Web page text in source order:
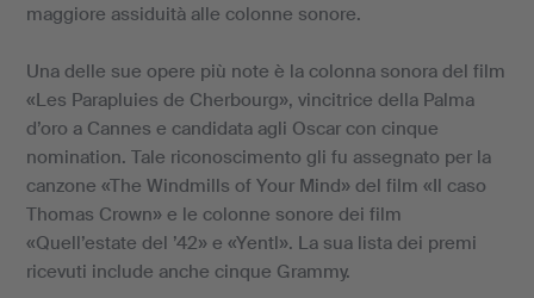
maggiore assiduità alle colonne sonore.
Una delle sue opere più note è la colonna sonora del film
«Les Parapluies de Cherbourg», vincitrice della Palma
d’oro a Cannes e candidata agli Oscar con cinque
nomination. Tale riconoscimento gli fu assegnato per la
canzone «The Windmills of Your Mind» del film «Il caso
Thomas Crown» e le colonne sonore dei film
«Quell’estate del ’42» e «Yentl». La sua lista dei premi
ricevuti include anche cinque Grammy.